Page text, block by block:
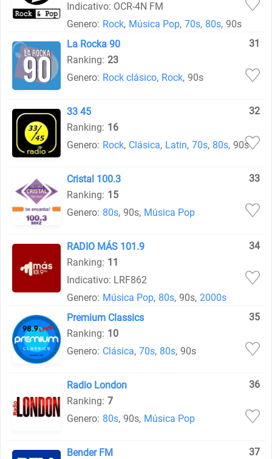
Indicativo: OCR-4N FM
Genero: Rock, Música Pop, 70s, 80s, 90s
La Rocka 90
31
Ranking: 23
Genero: Rock clásico, Rock, 90s
33 45
32
Ranking: 16
Genero: Rock, Clásica, Latin, 70s, 80s, 90s
Cristal 100.3
33
Ranking: 15
Genero: 80s, 90s, Música Pop
RADIO MÁS 101.9
34
Ranking: 11
Indicativo: LRF862
Genero: Música Pop, 80s, 90s, 2000s
Premium Classics
35
Ranking: 10
Genero: Clásica, 70s, 80s, 90s
Radio London
36
Ranking: 7
Genero: 80s, 90s, Música Pop
Bender FM
37